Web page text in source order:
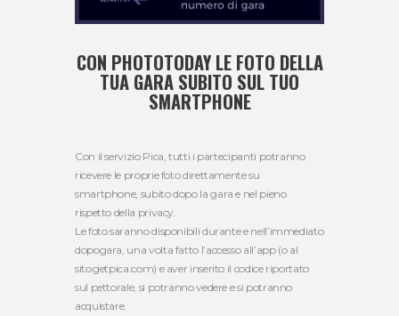
CON PHOTOTODAY LE FOTO DELLA
TUA GARA SUBITO SUL TUO
SMARTPHONE
Con il servizio Pica, tutti i partecipanti potranno
ricevere le proprie foto direttamente su
smartphone, subito dopo la gara e nel pieno
rispetto della privacy.
Le foto saranno disponibili durante e nell’immediato
dopogara, una volta fatto l’accesso all’app (o al
sito getpica.com) e aver inserito il codice riportato
sul pettorale, si potranno vedere e si potranno
acquistare.